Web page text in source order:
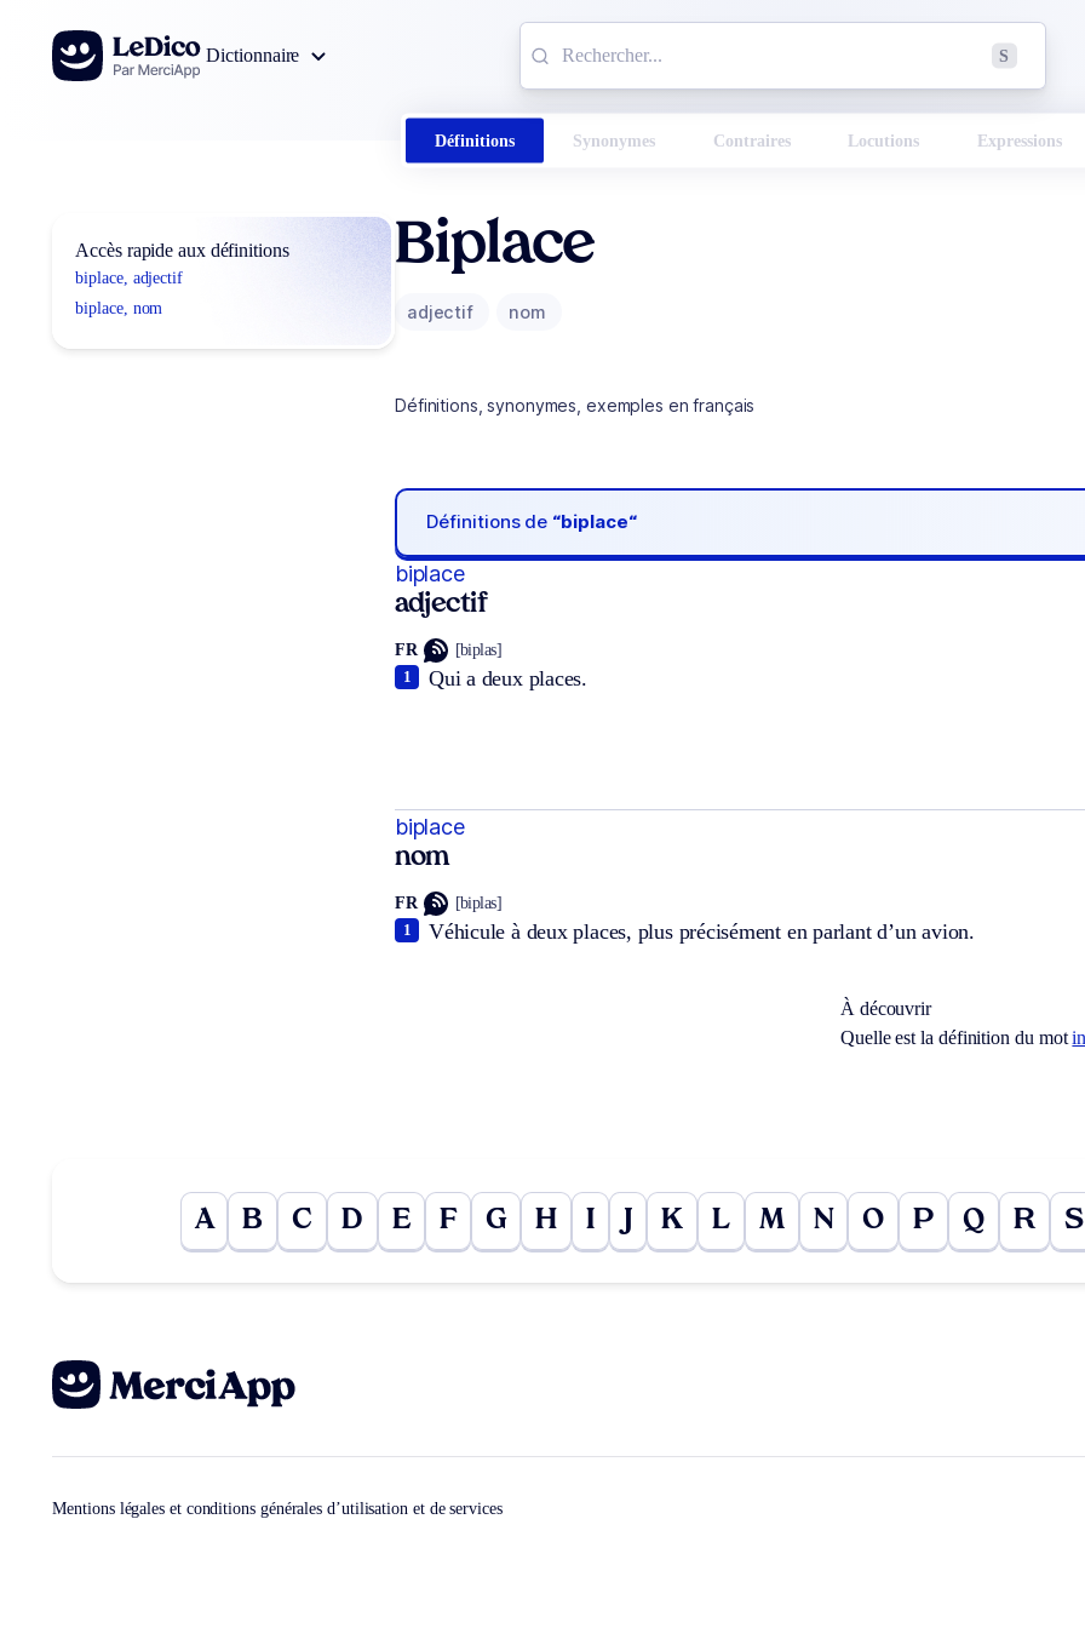
Aller au contenu
Dictionnaire
S
Définitions Synonymes Contraires Locutions Expressions
Accès rapide aux définitions
biplace, adjectif
biplace, nom
Biplace
adjectif nom
Définitions, synonymes, exemples en français
Définitions de “biplace“
biplace
adjectif
FR [biplas]
Qui a deux places.
1
biplace
nom
FR [biplas]
Véhicule à deux places, plus précisément en parlant d’un avion.
1
À découvrir
Quelle est la définition du mot
A B C D E F G H I K L M N O P Q R S
Mentions légales et conditions générales d’utilisation et de services